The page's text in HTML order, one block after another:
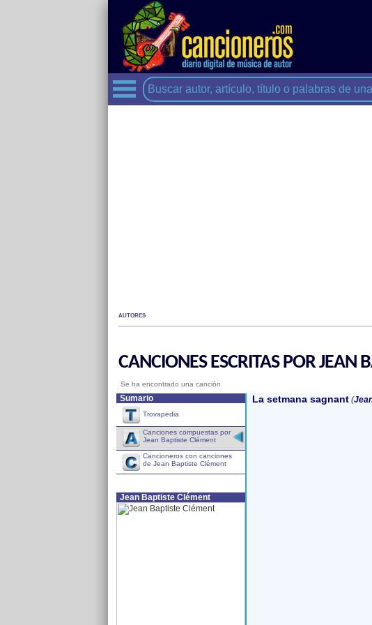
AUTORES
CANCIONES ESCRITAS POR JEAN
Se ha encontrado una canción.
Sumario
Trovapedia
Canciones compuestas por
Jean Baptiste Clément
Cancioneros con canciones
de Jean Baptiste Clément
Jean Baptiste Clément
La setmana sagnant (